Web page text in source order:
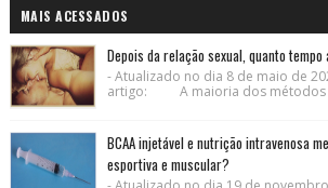
MAIS ACESSADOS
Depois da relação sexual, quanto
- Atualizado no dia 8 de maio de
artigo: A maioria dos métodos
BCAA injetável e nutrição intravenosa
esportiva e muscular?